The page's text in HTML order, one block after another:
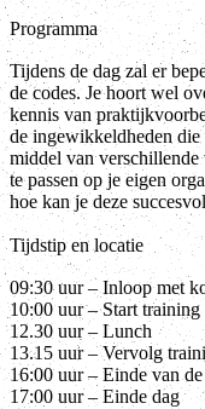
Programma
Tijdens de dag zal er
de codes. Je hoort wel
kennis van
de ingewikkeldheden die
middel van verschillende
te passen op je eigen
hoe kan je deze
Tijdstip en locatie
09:30 uur – Inloop met
10:00 uur – Start training
12.30 uur – Lunch
13.15 uur – Vervolg
16:00 uur – Einde van
17:00 uur – Einde dag